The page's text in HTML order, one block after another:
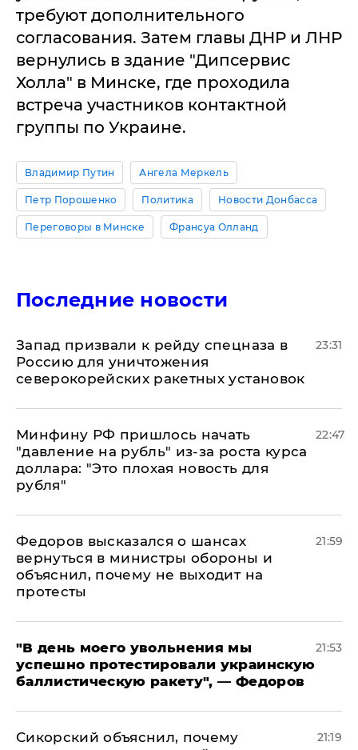
требуют дополнительного
согласования. Затем главы ДНР и ЛНР
вернулись в здание "Дипсервис
Холла" в Минске, где проходила
встреча участников контактной
группы по Украине.
Владимир Путин Ангела Меркель
Петр Порошенко Политика Новости Донбасса
Переговоры в Минске Франсуа Олланд
Последние новости
Запад призвали к рейду спецназа в
Россию для уничтожения
северокорейских ракетных установок
23:31
Минфину РФ пришлось начать
"давление на рубль" из-за роста курса
доллара: "Это плохая новость для
рубля"
22:47
Федоров высказался о шансах
вернуться в министры обороны и
объяснил, почему не выходит на
протесты
21:59
​"В день моего увольнения мы
успешно протестировали украинскую
баллистическую ракету", — Федоров
21:53
Сикорский объяснил, почему
21:19